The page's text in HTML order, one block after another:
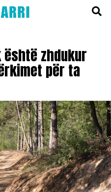
zhdukur
për ta